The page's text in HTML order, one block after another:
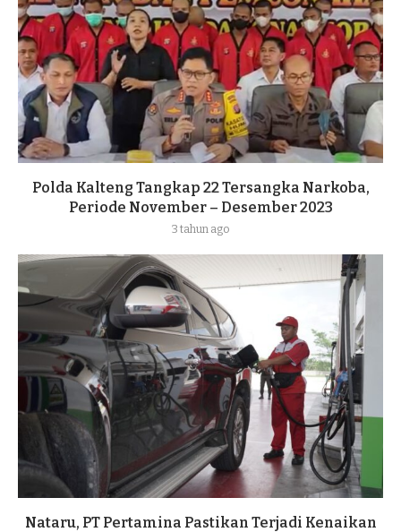
Polda Kalteng Tangkap 22 Tersangka Narkoba,
Periode November – Desember 2023
3 tahun ago
Nataru, PT Pertamina Pastikan Terjadi Kenaikan